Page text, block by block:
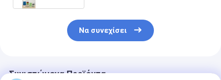
Να συνεχίσει
Συνιστώμενα Προϊόντα